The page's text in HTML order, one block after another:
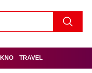
TRAVEL